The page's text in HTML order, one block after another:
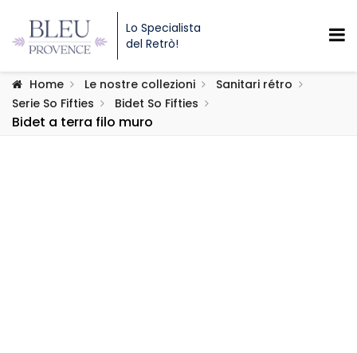
Lo Specialista
del Retrò!
Home Le nostre collezioni
Sanitari rétro
Serie So Fifties
Bidet So Fifties
Bidet a terra filo muro